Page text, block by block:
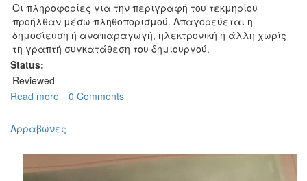
Οι πληροφορίες για την περιγραφή του τεκμηρίου
προήλθαν μέσω πληθοπορισμού. Απαγορεύεται η
δημοσίευση ή αναπαραγωγή, ηλεκτρονική ή άλλη χωρίς
τη γραπτή συγκατάθεση του δημιουργού.
Status:
Reviewed
Read more about
0 Comments
Αρραβώνες